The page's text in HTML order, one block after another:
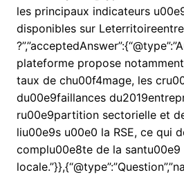
les principaux indicateurs
disponibles sur
plateforme propose
taux de chu00f4mage, les
du00e9faillances
ru00e9partition sectorielle et
liu00e9s u00e0 la RSE, ce qui
complu00e8te de la